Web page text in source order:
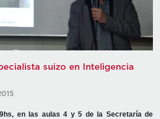
suizo en Inteligencia
en las aulas 4 y 5 de la Secretaría de